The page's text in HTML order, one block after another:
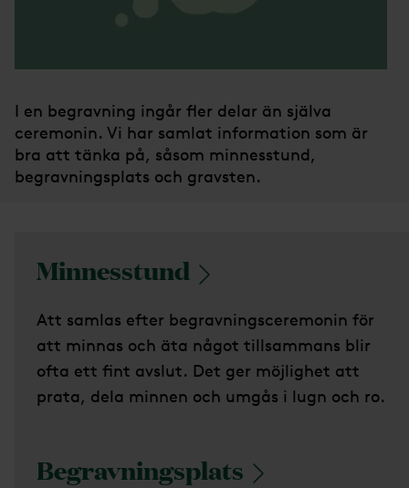
I en begravning ingår fler delar än själva
ceremonin. Vi har samlat information som är
bra att tänka på, såsom minnesstund,
begravningsplats och gravsten.
Minnesstund
Att samlas efter begravningsceremonin för
att minnas och äta något tillsammans blir
ofta ett fint avslut. Det ger möjlighet att
prata, dela minnen och umgås i lugn och ro.
Begravningsplats